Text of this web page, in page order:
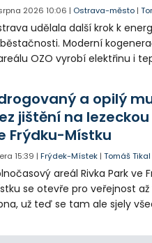
2026 10:06 | Ostrava-město |
udělala další krok k
Moderní
OZO vyrobí elektřinu i
a opilý
jištění na
Frýdku-Místku
15:39 |Frýdek-Místek |Tomáš Tikal
areál Rivka Park ve
se otevře pro veřejnost
už teď se tam ale sjely
opilého muže pod